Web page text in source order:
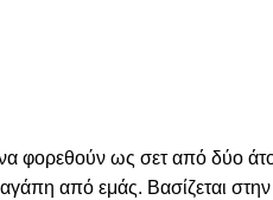
φορεθούν ως σετ από δύο
από εμάς. Βασίζεται